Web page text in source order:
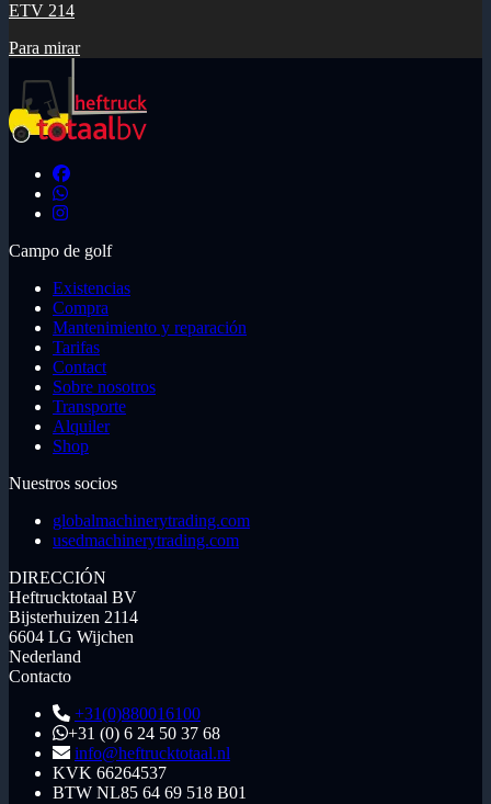
ETV 214
Para mirar
Campo de golf
Existencias
Compra
Mantenimiento y reparación
Tarifas
Contact
Sobre nosotros
Transporte
Alquiler
Shop
Nuestros socios
globalmachinerytrading.com
usedmachinerytrading.com
DIRECCIÓN
Heftrucktotaal BV
Bijsterhuizen 2114
6604 LG Wijchen
Nederland
Contacto
+31(0)880016100
+31 (0) 6 24 50 37 68
info@heftrucktotaal.nl
KVK 66264537
BTW NL85 64 69 518 B01